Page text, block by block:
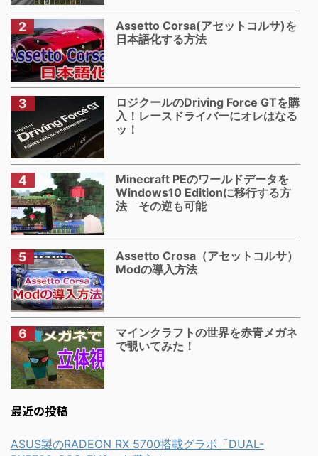
Assetto Corsa(アセットコルサ)を
日本語化する方法
ロジクールのDriving Force GTを購
入！レースドライバーにオレはなる
ッ！
Minecraft PEのワールドデータを
Windows10 Editionに移行する方
法 その逆も可能
Assetto Crosa（アセットコルサ）
Modの導入方法
マインクラフトの世界を赤青メガネ
で覗いてみた！
最近の投稿
ASUS製のRADEON RX 5700搭載グラボ「DUAL-